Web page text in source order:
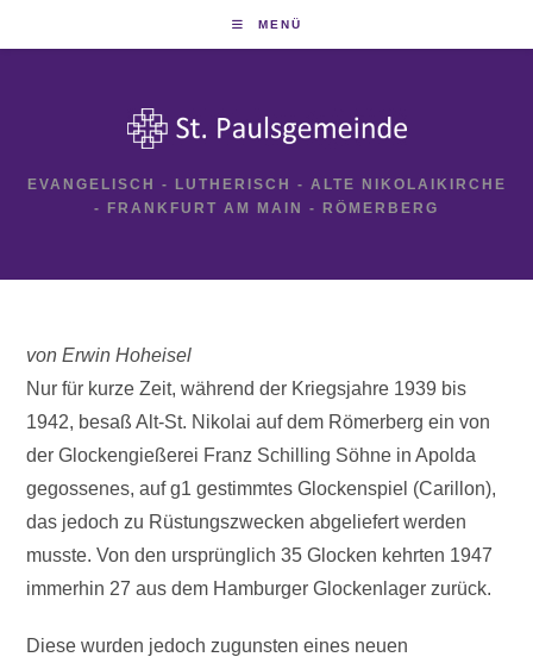
MENÜ
EVANGELISCH - LUTHERISCH - ALTE NIKOLAIKIRCHE
- FRANKFURT AM MAIN - RÖMERBERG
von Erwin Hoheisel
Nur für kurze Zeit, während der Kriegsjahre 1939 bis
1942, besaß Alt-St. Nikolai auf dem Römerberg ein von
der Glockengießerei Franz Schilling Söhne in Apolda
gegossenes, auf g1 gestimmtes Glockenspiel (Carillon),
das jedoch zu Rüstungszwecken abgeliefert werden
musste. Von den ursprünglich 35 Glocken kehrten 1947
immerhin 27 aus dem Hamburger Glockenlager zurück.
Diese wurden jedoch zugunsten eines neuen